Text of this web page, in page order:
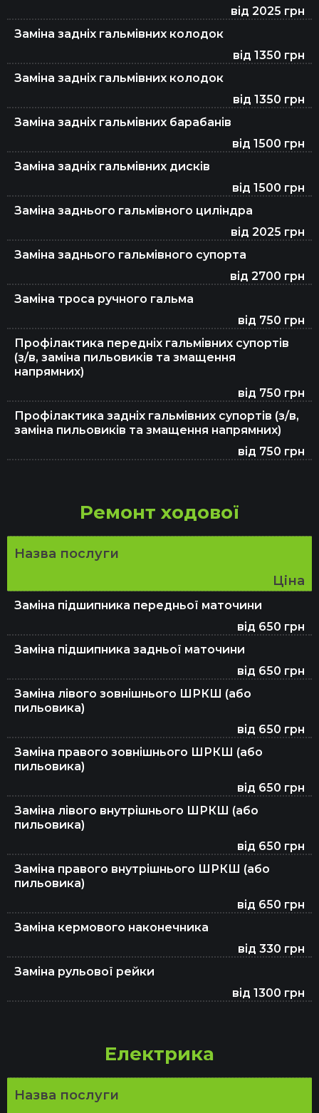
від 2025 грн
Заміна задніх гальмівних колодок
від 1350 грн
Заміна задніх гальмівних колодок
від 1350 грн
Заміна задніх гальмівних барабанів
від 1500 грн
Заміна задніх гальмівних дисків
від 1500 грн
Заміна заднього гальмівного циліндра
від 2025 грн
Заміна заднього гальмівного супорта
від 2700 грн
Заміна троса ручного гальма
від 750 грн
Профілактика передніх гальмівних супортів
(з/в, заміна пильовиків та змащення
напрямних)
від 750 грн
Профілактика задніх гальмівних супортів (з/в,
заміна пильовиків та змащення напрямних)
від 750 грн
Ремонт ходової
Назва послуги
Ціна
Заміна підшипника передньої маточини
від 650 грн
Заміна підшипника задньої маточини
від 650 грн
Заміна лівого зовнішнього ШРКШ (або
пильовика)
від 650 грн
Заміна правого зовнішнього ШРКШ (або
пильовика)
від 650 грн
Заміна лівого внутрішнього ШРКШ (або
пильовика)
від 650 грн
Заміна правого внутрішнього ШРКШ (або
пильовика)
від 650 грн
Заміна кермового наконечника
від 330 грн
Заміна рульової рейки
від 1300 грн
Електрика
Назва послуги